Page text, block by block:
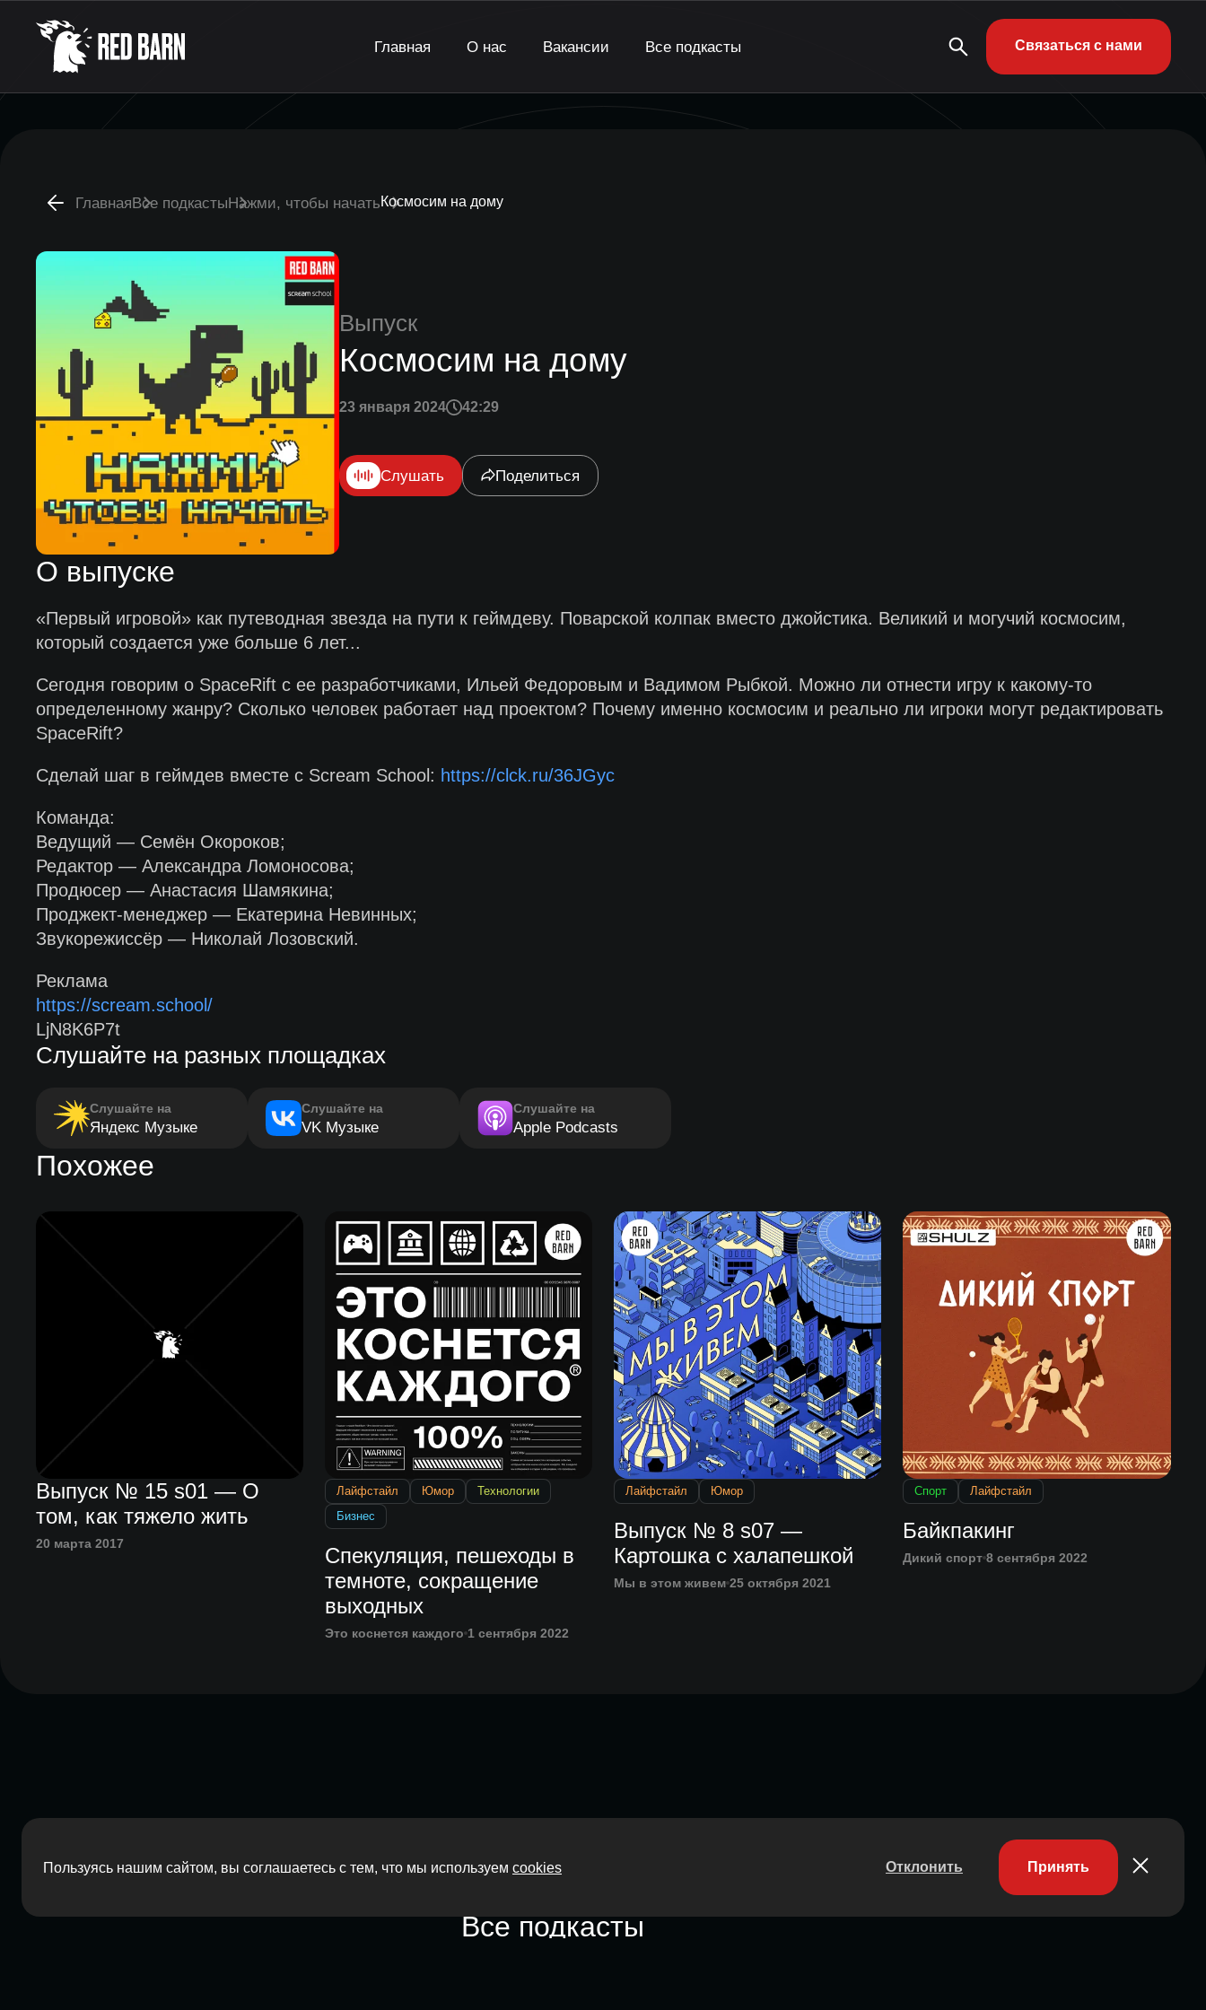
Главная О нас Вакансии Все подкасты Связаться с нами
ГлавнаяВсе подкастыНажми, чтобы начатьКосмосим на дому
Выпуск
Космосим на дому
23 января 2024 42:29
Слушать Поделиться
О выпуске
«Первый игровой» как путеводная звезда на пути к геймдеву. Поварской колпак вместо джойстика. Великий и могучий космосим,
который создается уже больше 6 лет...
Сегодня говорим о SpaceRift с ее разработчиками, Ильей Федоровым и Вадимом Рыбкой. Можно ли отнести игру к какому-то
определенному жанру? Сколько человек работает над проектом? Почему именно космосим и реально ли игроки могут редактировать
SpaceRift?
Сделай шаг в геймдев вместе с Scream School: https://clck.ru/36JGyc
Команда:
Ведущий — Семён Окороков;
Редактор — Александра Ломоносова;
Продюсер — Анастасия Шамякина;
Проджект-менеджер — Екатерина Невинных;
Звукорежиссёр — Николай Лозовский.
Реклама
https://scream.school/
LjN8K6P7t
Слушайте на разных площадках
Слушайте на
Яндекс Музыке
Слушайте на
VK Музыке
Слушайте на
Apple Podcasts
Похожее
Выпуск № 15 s01 — О
том, как тяжело жить
20 марта 2017
Лайфстайл Юмор
Технологии
Бизнес
Спекуляция, пешеходы в
темноте, сокращение
выходных
Это коснется каждого 1 сентября 2022
Лайфстайл Юмор
Выпуск № 8 s07 —
Картошка с халапешкой
Мы в этом живем 25 октября 2021
Спорт Лайфстайл
Байкпакинг
Дикий спорт 8 сентября 2022
Главная
Все подкасты
Пользуясь нашим сайтом, вы соглашаетесь с тем, что мы используем cookies Отклонить Принять